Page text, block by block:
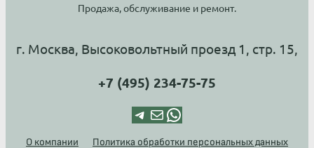
Продажа, обслуживание и ремонт.
г. Москва, Высоковольтный проезд 1, стр. 15,
+7 (495) 234-75-75
TelegramПочта WhatsApp
О компании Политика обработки персональных данных